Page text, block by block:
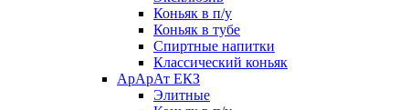
Коньяк в п/у
Коньяк в тубе
Спиртные напитки
Классический коньяк
АрАрАт ЕКЗ
Элитные